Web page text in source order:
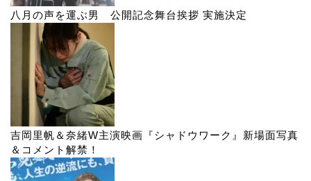
八月の声を運ぶ男 公開記念舞台挨拶 実施決定
吉岡里帆＆奈緒W主演映画『シャドウワーク』新場面写真
＆コメント解禁！